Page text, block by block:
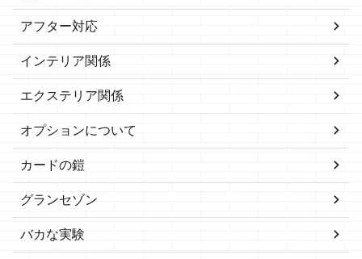
アフター対応
インテリア関係
エクステリア関係
オプションについて
カードの鎧
グランセゾン
バカな実験